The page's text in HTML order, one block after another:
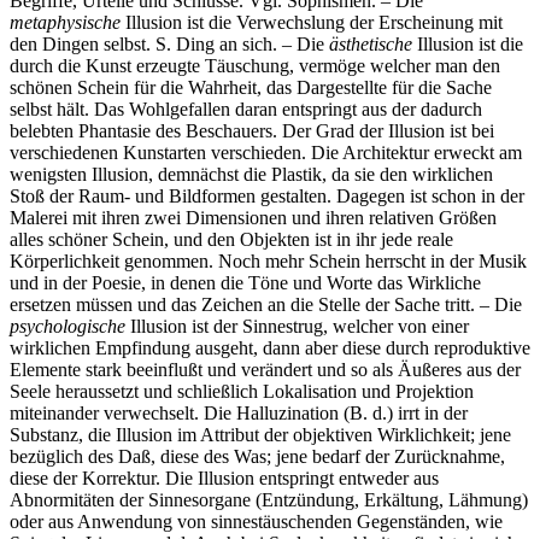
metaphysische Illusion ist die Verwechslung der Erscheinung mit
den Dingen selbst. S. Ding an sich. – Die ästhetische Illusion ist die
durch die Kunst erzeugte Täuschung, vermöge welcher man den
schönen Schein für die Wahrheit, das Dargestellte für die Sache
selbst hält. Das Wohlgefallen daran entspringt aus der dadurch
belebten Phantasie des Beschauers. Der Grad der Illusion ist bei
verschiedenen Kunstarten verschieden. Die Architektur erweckt am
wenigsten Illusion, demnächst die Plastik, da sie den wirklichen
Stoß der Raum- und Bildformen gestalten. Dagegen ist schon in der
Malerei mit ihren zwei Dimensionen und ihren relativen Größen
alles schöner Schein, und den Objekten ist in ihr jede reale
Körperlichkeit genommen. Noch mehr Schein herrscht in der Musik
und in der Poesie, in denen die Töne und Worte das Wirkliche
ersetzen müssen und das Zeichen an die Stelle der Sache tritt. – Die
psychologische Illusion ist der Sinnestrug, welcher von einer
wirklichen Empfindung ausgeht, dann aber diese durch reproduktive
Elemente stark beeinflußt und verändert und so als Äußeres aus der
Seele heraussetzt und schließlich Lokalisation und Projektion
miteinander verwechselt. Die Halluzination (B. d.) irrt in der
Substanz, die Illusion im Attribut der objektiven Wirklichkeit; jene
bezüglich des Daß, diese des Was; jene bedarf der Zurücknahme,
diese der Korrektur. Die Illusion entspringt entweder aus
Abnormitäten der Sinnesorgane (Entzündung, Erkältung, Lähmung)
oder aus Anwendung von sinnestäuschenden Gegenständen, wie